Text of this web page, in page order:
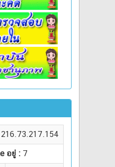
216.73.217.154
อยู่ : 7